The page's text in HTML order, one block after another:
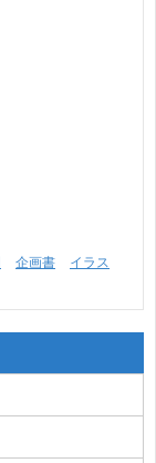
企画書
イラス